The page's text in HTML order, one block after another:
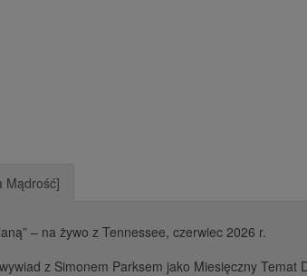
Mądrość]
– na żywo z Tennessee, czerwiec 2026 r.
z Simonem Parksem jako Miesięczny Temat